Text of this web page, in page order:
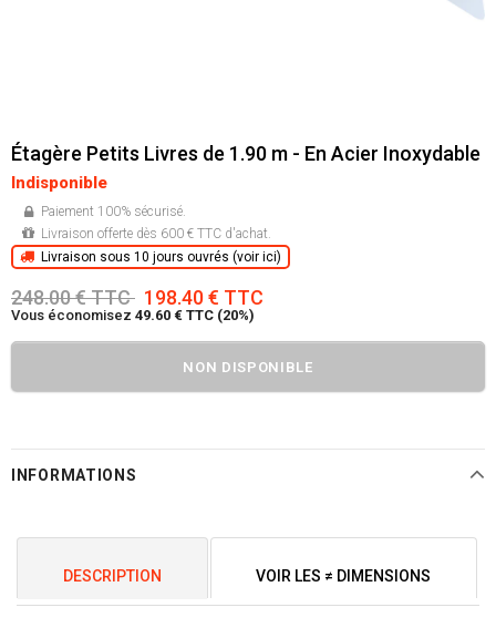
Étagère Petits Livres de 1.90 m - En Acier Inoxydable
Indisponible
Paiement 100% sécurisé.
Livraison offerte dès 600 € TTC d'achat.
Livraison sous 10 jours ouvrés (voir ici)
248.00 € TTC 198.40 € TTC
Vous économisez 49.60 € TTC (20%)
INFORMATIONS
DESCRIPTION VOIR LES ≠ DIMENSIONS